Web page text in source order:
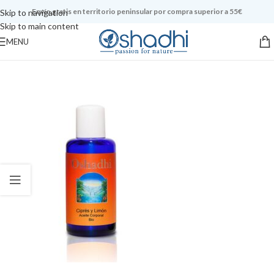
Skip to navigation
Skip to main content
Envío gratis en territorio peninsular por compra superior a 55€
MENU